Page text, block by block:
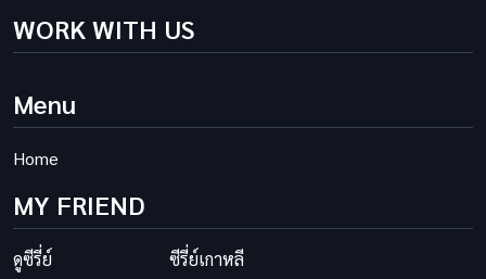
WORK WITH US
Menu
Home
MY FRIEND
ดูซีรี่ย์ ซีรี่ย์เกาหลี